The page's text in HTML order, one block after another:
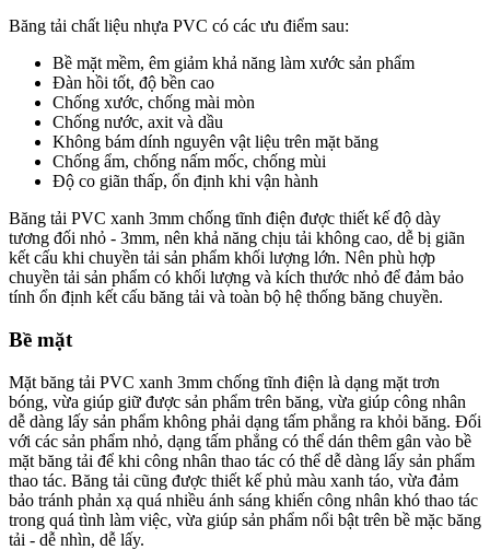
Băng tải chất liệu nhựa PVC có các ưu điểm sau:
Bề mặt mềm, êm giảm khả năng làm xước sản phẩm
Đàn hồi tốt, độ bền cao
Chống xước, chống mài mòn
Chống nước, axit và dầu
Không bám dính nguyên vật liệu trên mặt băng
Chống ẩm, chống nấm mốc, chống mùi
Độ co giãn thấp, ổn định khi vận hành
Băng tải PVC xanh 3mm chống tĩnh điện được thiết kế độ dày
tương đối nhỏ - 3mm, nên khả năng chịu tải không cao, dễ bị giãn
kết cấu khi chuyền tải sản phẩm khối lượng lớn. Nên phù hợp
chuyền tải sản phẩm có khối lượng và kích thước nhỏ để đảm bảo
tính ổn định kết cấu băng tải và toàn bộ hệ thống băng chuyền.
Bề mặt
Mặt băng tải PVC xanh 3mm chống tĩnh điện là dạng mặt trơn
bóng, vừa giúp giữ được sản phẩm trên băng, vừa giúp công nhân
dễ dàng lấy sản phẩm không phải dạng tấm phẳng ra khỏi băng. Đối
với các sản phẩm nhỏ, dạng tấm phẳng có thể dán thêm gân vào bề
mặt băng tải để khi công nhân thao tác có thể dễ dàng lấy sản phẩm
thao tác. Băng tải cũng được thiết kế phủ màu xanh táo, vừa đảm
bảo tránh phản xạ quá nhiều ánh sáng khiến công nhân khó thao tác
trong quá tình làm việc, vừa giúp sản phẩm nổi bật trên bề mặc băng
tải - dễ nhìn, dễ lấy.